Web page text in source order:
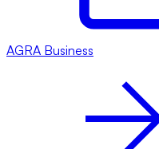
AGRA Business